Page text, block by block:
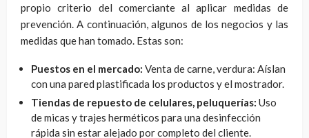
propio criterio del comerciante al aplicar medidas de
prevención. A continuación, algunos de los negocios y las
medidas que han tomado. Estas son:
Puestos en el mercado: Venta de carne, verdura: Aíslan
con una pared plastificada los productos y el mostrador.
Tiendas de repuesto de celulares, peluquerías: Uso
de micas y trajes herméticos para una desinfección
rápida sin estar alejado por completo del cliente.